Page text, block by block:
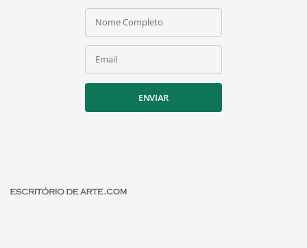
Nome Completo
Email
ENVIAR